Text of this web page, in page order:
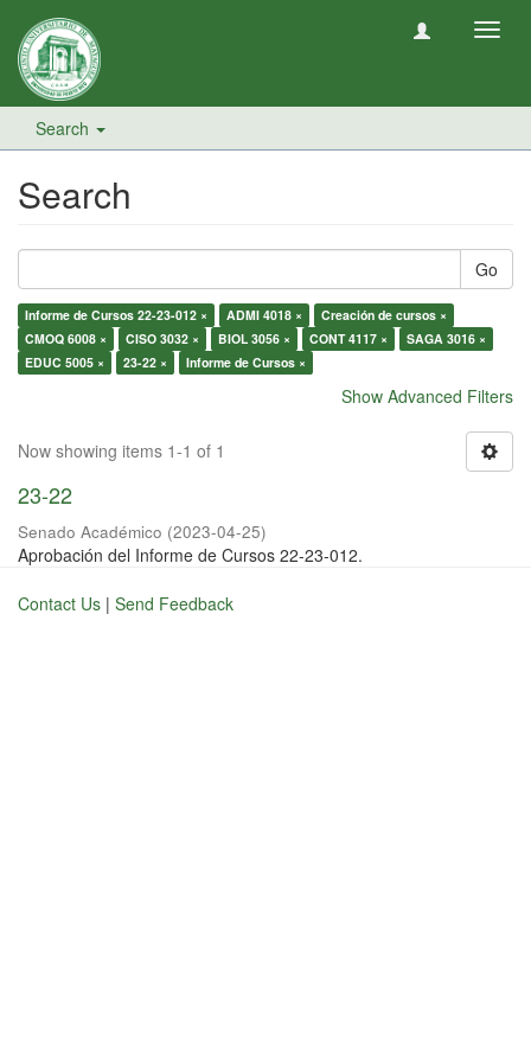
Search
Search
Go
Informe de Cursos 22-23-012 × ADMI 4018 ×
Creación de cursos ×
CMOQ 6008 ×
CISO 3032 × BIOL 3056 × CONT 4117 ×
SAGA 3016 ×
EDUC 5005 ×
23-22 × Informe de Cursos ×
Show Advanced Filters
Now showing items 1-1 of 1
23-22
Senado Académico (2023-04-25)
Aprobación del Informe de Cursos 22-23-012.
Contact Us | Send Feedback